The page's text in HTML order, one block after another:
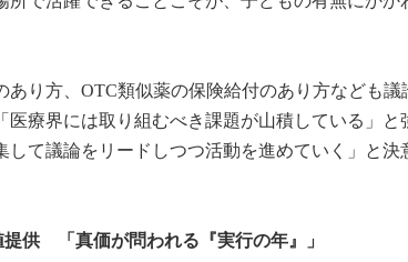
り方、OTC類似薬の保険給付のあり方なども議
療界には取り組むべき課題が山積している」と
て議論をリードしつつ活動を進めていく」と決
供 「真価が問われる『実行の年』」